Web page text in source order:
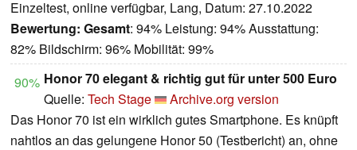
Einzeltest, online verfügbar, Lang, Datum: 27.10.2022
Bewertung: Gesamt: 94% Leistung: 94% Ausstattung:
82% Bildschirm: 96% Mobilität: 99%
90% Honor 70 elegant & richtig gut für unter 500 Euro
Quelle: Tech Stage
Archive.org version
Das Honor 70 ist ein wirklich gutes Smartphone. Es knüpft
nahtlos an das gelungene Honor 50 (Testbericht) an, ohne